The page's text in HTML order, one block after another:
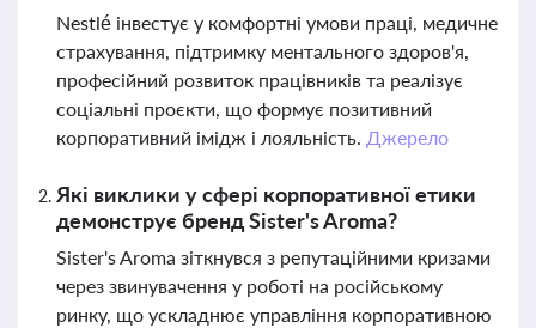
Nestlé інвестує у комфортні умови праці, медичне
страхування, підтримку ментального здоров'я,
професійний розвиток працівників та реалізує
соціальні проєкти, що формує позитивний
корпоративний імідж і лояльність. Джерело
Які виклики у сфері корпоративної етики
демонструє бренд Sister's Aroma?
Sister's Aroma зіткнувся з репутаційними кризами
через звинувачення у роботі на російському
ринку, що ускладнює управління корпоративною